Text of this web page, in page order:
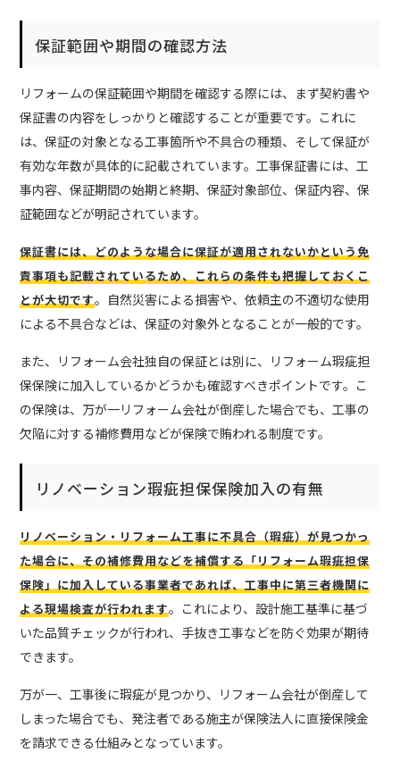
保証範囲や期間の確認方法
リフォームの保証範囲や期間を確認する際には、まず契約書や
保証書の内容をしっかりと確認することが重要です。これに
は、保証の対象となる工事箇所や不具合の種類、そして保証が
有効な年数が具体的に記載されています。工事保証書には、工
事内容、保証期間の始期と終期、保証対象部位、保証内容、保
証範囲などが明記されています。
保証書には、どのような場合に保証が適用されないかという免
責事項も記載されているため、これらの条件も把握しておくこ
とが大切です。自然災害による損害や、依頼主の不適切な使用
による不具合などは、保証の対象外となることが一般的です。
また、リフォーム会社独自の保証とは別に、リフォーム瑕疵担
保保険に加入しているかどうかも確認すべきポイントです。こ
の保険は、万が一リフォーム会社が倒産した場合でも、工事の
欠陥に対する補修費用などが保険で賄われる制度です。
リノベーション瑕疵担保保険加入の有無
リノベーション・リフォーム工事に不具合（瑕疵）が見つかっ
た場合に、その補修費用などを補償する「リフォーム瑕疵担保
保険」に加入している事業者であれば、工事中に第三者機関に
よる現場検査が行われます。これにより、設計施工基準に基づ
いた品質チェックが行われ、手抜き工事などを防ぐ効果が期待
できます。
万が一、 工事後に瑕疵が見つかり、リフォーム会社が倒産して
しまった場合でも、発注者である施主が保険法人に直接保険金
を請求できる仕組みとなっています。